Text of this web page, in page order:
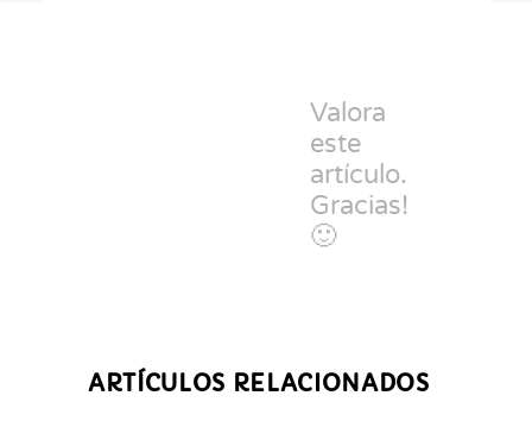
Valora
este
artículo.
Gracias!
🙂
ARTÍCULOS RELACIONADOS